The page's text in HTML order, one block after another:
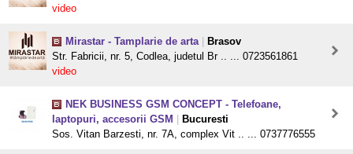
video
Mirastar - Tamplarie de arta
Brasov
Str. Fabricii, nr. 5, Codlea, judetul Br .. ... 0723561861
video
NEK BUSINESS GSM CONCEPT - Telefoane,
laptopuri, accesorii GSM
Bucuresti
Sos. Vitan Barzesti, nr. 7A, complex Vit .. ... 0737776555